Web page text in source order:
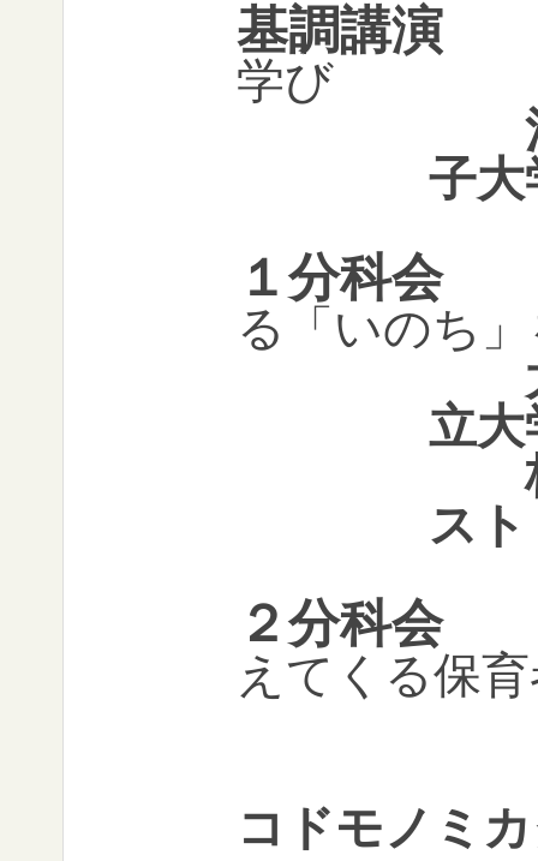
基調講演
学び
河
子大
１分科会
る「いのち
太
立大
杉
ス
２分科会
えてくる保
コドモノミ